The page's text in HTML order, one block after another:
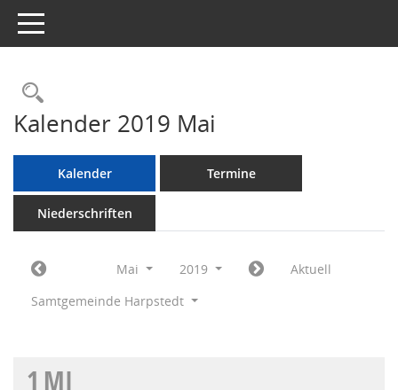
Toggle navigation
Rechercheauswahl
Kalender 2019 Mai
Kalender Termine
Niederschriften
Mai 2019
Aktuell
Samtgemeinde Harpstedt
1 MI